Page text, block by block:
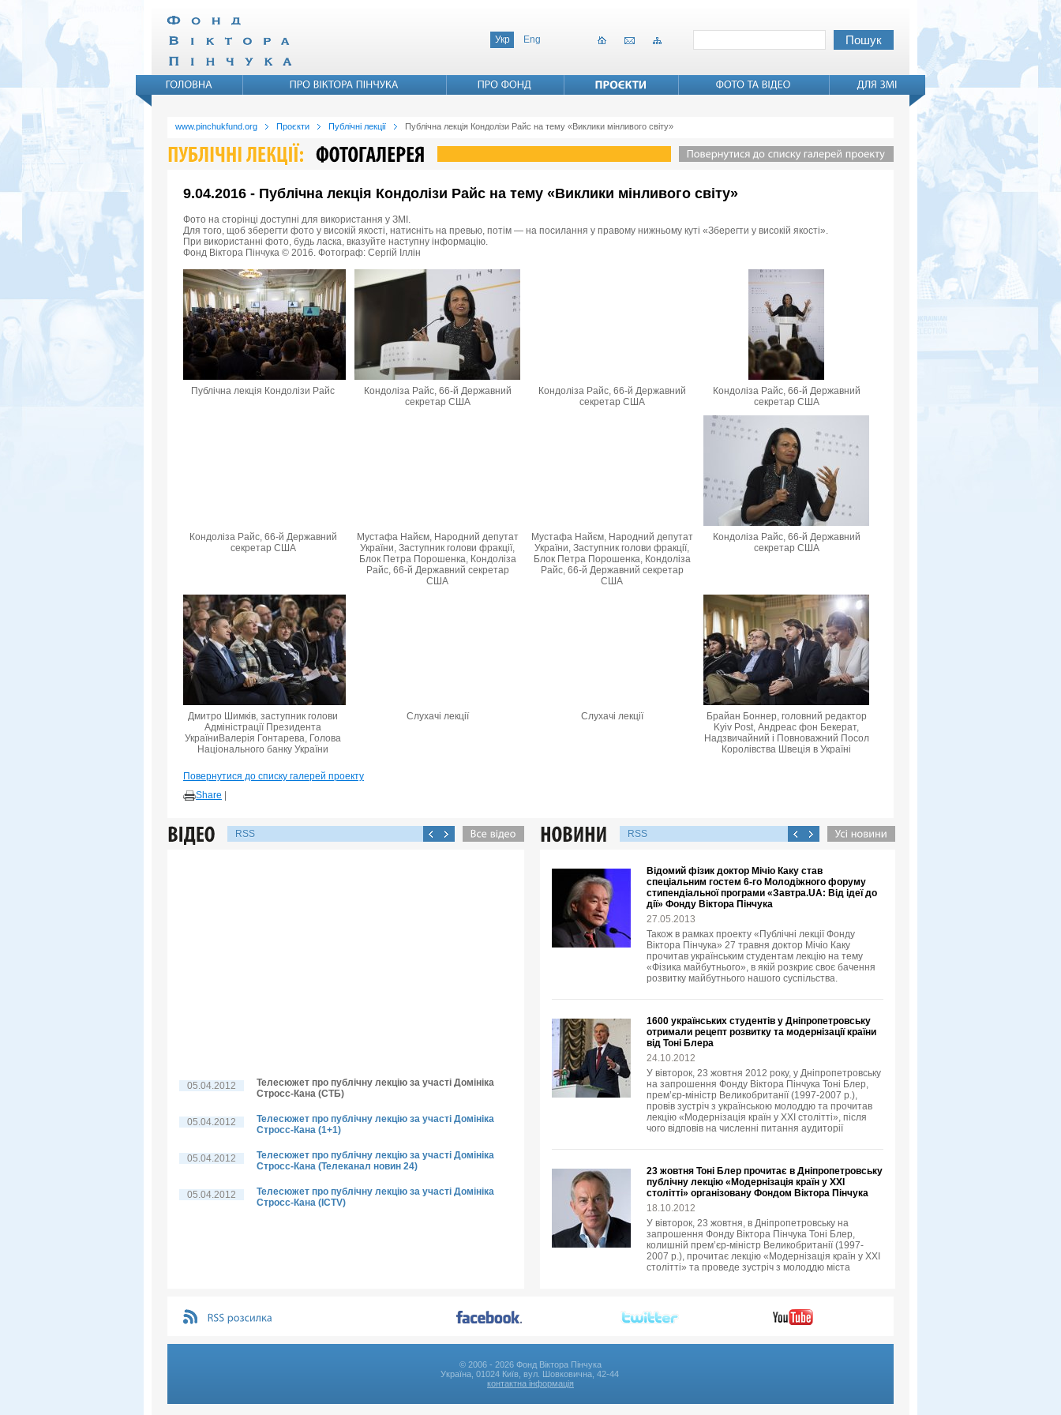
Укр Eng
www.pinchukfund.org Проєкти Публічні лекції Публічна лекція Кондолізи Райс на тему «Виклики мінливого світу»
9.04.2016 - Публічна лекція Кондолізи Райс на тему «Виклики мінливого світу»
Фото на сторінці доступні для використання у ЗМІ.
Для того, щоб зберегти фото у високій якості, натисніть на превью, потім — на посилання у правому нижньому куті «Зберегти у високій якості».
При використанні фото, будь ласка, вказуйте наступну інформацію.
Фонд Віктора Пінчука © 2016. Фотограф: Сергій Іллін
Публічна лекція Кондолізи Райс
Кондоліза Райс, 66-й Державний
секретар США
Кондоліза Райс, 66-й Державний
секретар США
Кондоліза Райс, 66-й Державний
секретар США
Кондоліза Райс, 66-й Державний
секретар США
Мустафа Найєм, Народний депутат
України, Заступник голови фракції,
Блок Петра Порошенка, Кондоліза
Райс, 66-й Державний секретар
США
Мустафа Найєм, Народний депутат
України, Заступник голови фракції,
Блок Петра Порошенка, Кондоліза
Райс, 66-й Державний секретар
США
Кондоліза Райс, 66-й Державний
секретар США
Дмитро Шимків, заступник голови
Адміністрації Президента
УкраїниВалерія Гонтарева, Голова
Національного банку України
Слухачі лекції Слухачі лекції
Брайан Боннер, головний редактор
Kyiv Post, Андреас фон Бекерат,
Надзвичайний і Повноважний Посол
Королівства Швеція в Україні
Повернутися до списку галерей проекту
Share
RSS
05.04.2012
Телесюжет про публічну лекцію за участі Домініка
Стросс-Кана (СТБ)
05.04.2012
Телесюжет про публічну лекцію за участі Домініка
Стросс-Кана (1+1)
05.04.2012
Телесюжет про публічну лекцію за участі Домініка
Стросс-Кана (Телеканал новин 24)
05.04.2012
Телесюжет про публічну лекцію за участі Домініка
Стросс-Кана (ICTV)
RSS
Відомий фізик доктор Мічіо Каку став
спеціальним гостем 6-го Молодіжного форуму
стипендіальної програми «Завтра.UA: Від ідеї до
дії» Фонду Віктора Пінчука
27.05.2013
Також в рамках проекту «Публічні лекції Фонду
Віктора Пінчука» 27 травня доктор Мічіо Каку
прочитав українським студентам лекцію на тему
«Фізика майбутнього», в якій розкриє своє бачення
розвитку майбутнього нашого суспільства.
1600 українських студентів у Дніпропетровську
отримали рецепт розвитку та модернізації країни
від Тоні Блера
24.10.2012
У вівторок, 23 жовтня 2012 року, у Дніпропетровську
на запрошення Фонду Віктора Пінчука Тоні Блер,
прем’єр-міністр Великобританії (1997-2007 р.),
провів зустріч з українською молоддю та прочитав
лекцію «Модернізація країн у XXI столітті», після
чого відповів на численні питання аудиторії
23 жовтня Тоні Блер прочитає в Дніпропетровську
публічну лекцію «Модернізація країн у XXI
столітті» організовану Фондом Віктора Пінчука
18.10.2012
У вівторок, 23 жовтня, в Дніпропетровську на
запрошення Фонду Віктора Пінчука Тоні Блер,
колишній прем’єр-міністр Великобританії (1997-
2007 р.), прочитає лекцію «Модернізація країн у XXI
столітті» та проведе зустріч з молоддю міста
© 2006 - 2026 Фонд Віктора Пінчука
Україна, 01024 Київ, вул. Шовковична, 42-44
контактна інформація